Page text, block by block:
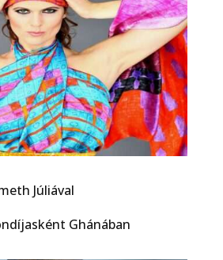
Júliával
Ghánában